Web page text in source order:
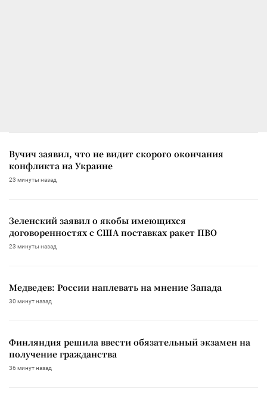
Вучич заявил, что не видит скорого окончания
конфликта на Украине
23 минуты назад
Зеленский заявил о якобы имеющихся
договоренностях с США поставках ракет ПВО
23 минуты назад
Медведев: России наплевать на мнение Запада
30 минут назад
Финляндия решила ввести обязательный экзамен на
получение гражданства
36 минут назад